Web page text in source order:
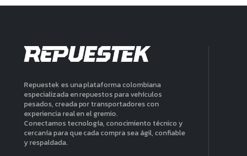
Repuestek es una plataforma colombiana
especializada en repuestos para vehículos
pesados, creada por transportadores con
experiencia real en el gremio.
Conectamos tecnología, conocimiento técnico y
cercanía para que cada compra sea ágil, confiable
y respaldada.